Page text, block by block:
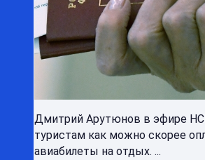
Дмитрий Арутюнов в эфире
туристам как можно скорее
авиабилеты на отдых. ...